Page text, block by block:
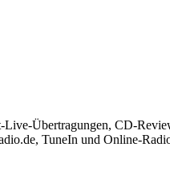
Übertragungen, CD-
TuneIn und Online-